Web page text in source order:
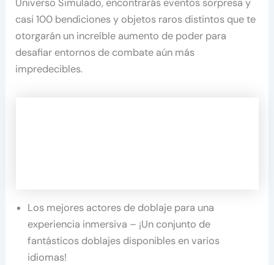
Universo Simulado, encontrarás eventos sorpresa y
casi 100 bendiciones y objetos raros distintos que te
otorgarán un increíble aumento de poder para
desafiar entornos de combate aún más
impredecibles.
Los mejores actores de doblaje para una
experiencia inmersiva – ¡Un conjunto de
fantásticos doblajes disponibles en varios
idiomas!